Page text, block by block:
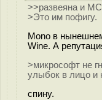
>>развеяна и МС
>Это им пофигу.
Mono в
Wine. А
>микрософт не
улыбок в лицо и
спину.